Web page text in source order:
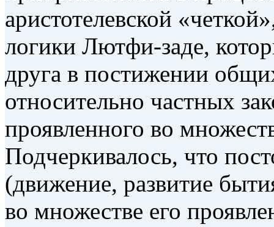
аристотелевской
логики Лютфи-заде,
друга в постижении
относительно частных
проявленного во
Подчеркивалось, что
(движение, развитие
во множестве его